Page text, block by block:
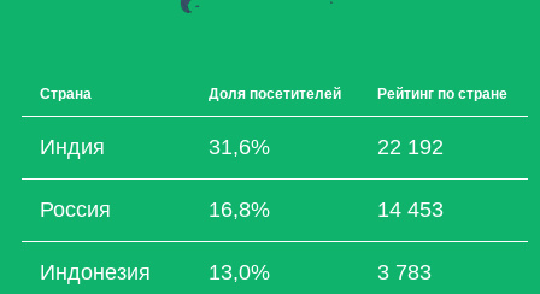
Страна Доля посетителей Рейтинг по стране
Индия 31,6% 22 192
Россия 16,8% 14 453
Индонезия 13,0% 3 783